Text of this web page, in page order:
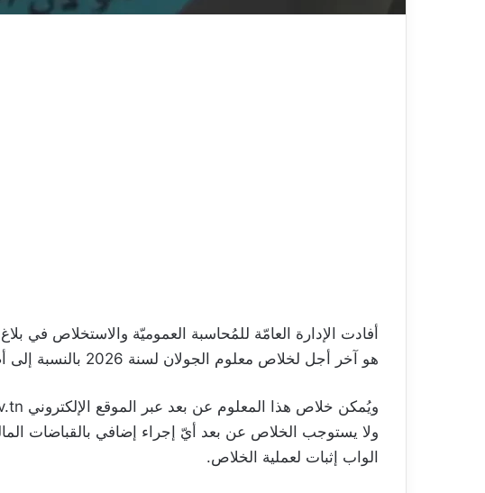
هو آخر أجل لخلاص معلوم الجولان لسنة 2026 بالنسبة إلى أصحاب السيارات ذات الأرقام الفردية.
ويُمكن خلاص هذا المعلوم عن بعد عبر الموقع الإلكتروني taxe-circulation.finances.gov.tn
ولا يستوجب الخلاص عن بعد أيّ إجراء إضافي بالقباضات
الواب إثبات لعملية الخلاص.